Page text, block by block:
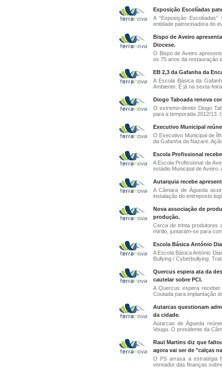
Exposição Escolíadas
A “Exposição
entidade patrocinadora do
Bispo de Aveiro
Diocese.
O Bispo de Aveiro
os 75 anos da restauração
EB 2,3 da Gafanha da
A Escola Básica da
Ambiente. É já na sexta-
Diogo Taboada renova
O extremo-direito Diogo
para a temporada 2012/13.
Executivo Municipal reúne
O Executivo Municipal de
da Gafanha da Nazaré.
Escola Profissional
A Escola Profissional de
estádio Municipal de Aveiro.
Autarquia recebe
A Câmara de Águeda
instalação do entreposto
Nova associação de
produção.
Cerca de trinta produtores
mirtilo, juntaram-se para
Escola Básica António
A Escola Básica António
Bullying / Cyberbullying.
Quercus espera ata da
cautelar sobre PCI.
A Quercus espera
Coutada para implantação
Autarcas questionam
da cidade.
Autarcas de Águeda
Vouga. O presidente da
Raul Martins diz que
agora vai ser de "calças
O PS arrasa a estratégia
vereador das finanças